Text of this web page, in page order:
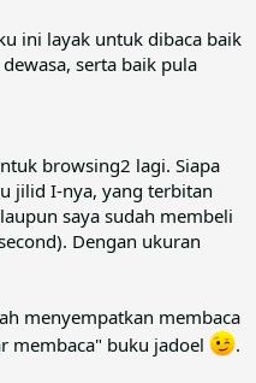
ini layak untuk dibaca baik
serta baik pula
browsing2 lagi. Siapa
jilid I-nya, yang terbitan
saya sudah membeli
Dengan ukuran
menyempatkan membaca
membaca" buku jadoel
.